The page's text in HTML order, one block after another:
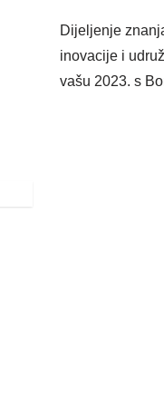
Dijeljenje
inovacije i
vašu 2023. s